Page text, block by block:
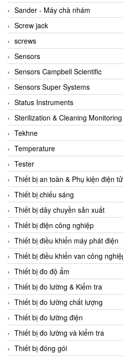
BURLING INSTRUMENTS
Burster
BUSCHJOST
Calectro
Campbell Scientific
Canneed Vietnam
Cantoni
CAPS
CAREL Parts
CCS
CD Automation
CEAG Sicherheitst
CEIA Vietnam
Celduc Vietnam
Cemb
Centec GmbH
CEQUBE
CHAUVIN ARNOUX
Checkline
Chino
Chiyoda Seiki
Chiyoda-Tsusho
Chongqing Huaneng
Sander - Máy chà nhám
Screw jack
screws
Sensors
Sensors Campbell Scientific
Sensors Super Systems
Status Instruments
Sterilization & Cleaning
Tekhne
Temperature
Tester
Thiết bị an toàn & Phụ kiện điện tử
Thiết bị chiếu sáng
Thiết bị dây chuyền sản xuất
Thiết bị điện công nghiệp
Thiết bị điều khiển máy phát điện
Thiết bị điều khiển van công
Thiết bị đo độ ẩm
Thiết bị đo lường & Kiểm tra
Thiết bị đo lường chất lượng
Thiết bị đo lường điện
Thiết bị đo lường và kiểm tra
Thiết bị đóng gói